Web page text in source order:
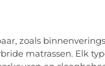
zoals
matrassen. Elk